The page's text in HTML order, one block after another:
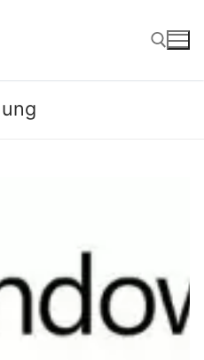
Suchen nach: